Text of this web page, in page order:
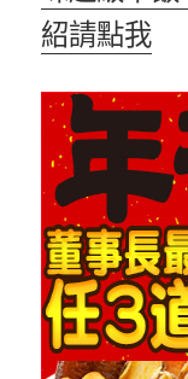
紹請點我